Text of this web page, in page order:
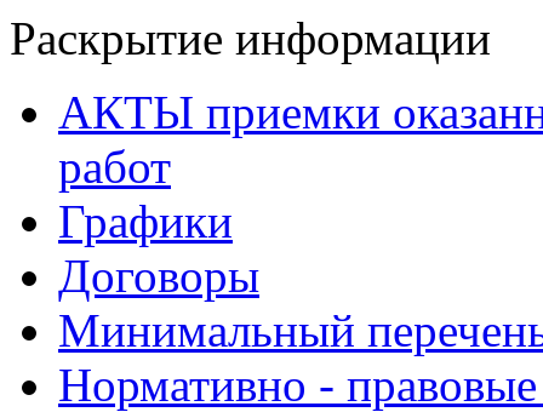
Раскрытие информации
АКТЫ приемки
работ
Графики
Договоры
Минимальный
Нормативно -